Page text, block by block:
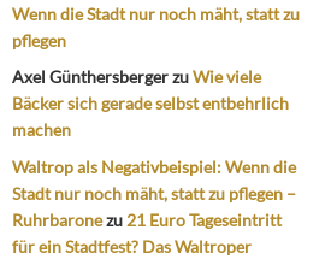
Wenn die Stadt nur noch mäht, statt zu
pflegen
Axel GünthersbergerzuWie viele
Bäcker sich gerade selbst entbehrlich
machen
Waltrop als Negativbeispiel: Wenn die
Stadt nur noch mäht, statt zu pflegen –
Ruhrbaronezu 21 Euro Tageseintritt
für ein Stadtfest? Das Waltroper